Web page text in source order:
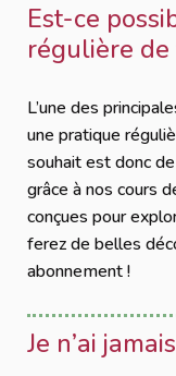
Est-ce
régulière de
L’une des
une pratique
souhait est donc
grâce à nos cours
conçues pour
ferez de belles
abonnement !
Je n’ai